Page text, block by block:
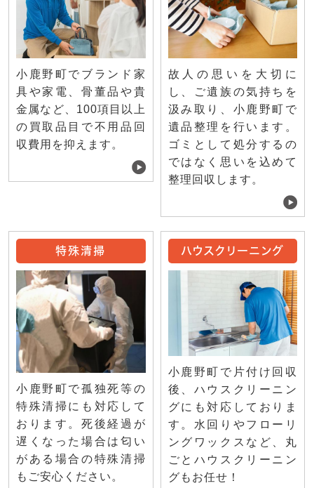
小鹿野町でブランド家
具や家電、骨董品や貴
金属など、100項目以上
の買取品目で不用品回
収費用を抑えます。
故人の思いを大切に
し、ご遺族の気持ちを
汲み取り、小鹿野町で
遺品整理を行います。
ゴミとして処分するの
ではなく思いを込めて
整理回収します。
特殊清掃
小鹿野町で孤独死等の
特殊清掃にも対応して
おります。死後経過が
遅くなった場合は匂い
がある場合の特殊清掃
もご安心ください。
ハウスクリーニング
小鹿野町で片付け回収
後、ハウスクリーニン
グにも対応しておりま
す。水回りやフローリ
ングワックスなど、丸
ごとハウスクリーニン
グもお任せ！